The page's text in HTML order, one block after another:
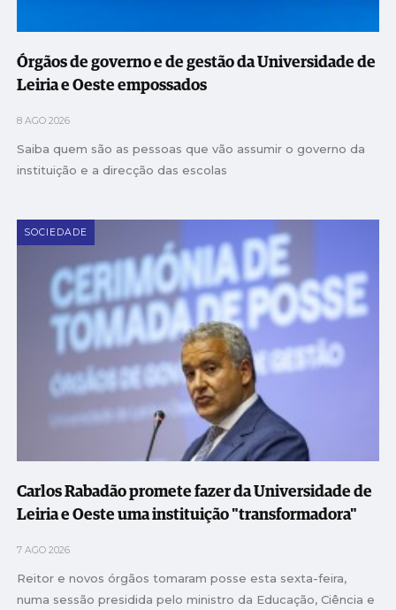
Órgãos de governo e de gestão da Universidade de
Leiria e Oeste empossados
8 AGO 2026
Saiba quem são as pessoas que vão assumir o governo da
instituição e a direcção das escolas
SOCIEDADE
Carlos Rabadão promete fazer da Universidade de
Leiria e Oeste uma instituição "transformadora"
7 AGO 2026
Reitor e novos órgãos tomaram posse esta sexta-feira,
numa sessão presidida pelo ministro da Educação, Ciência e